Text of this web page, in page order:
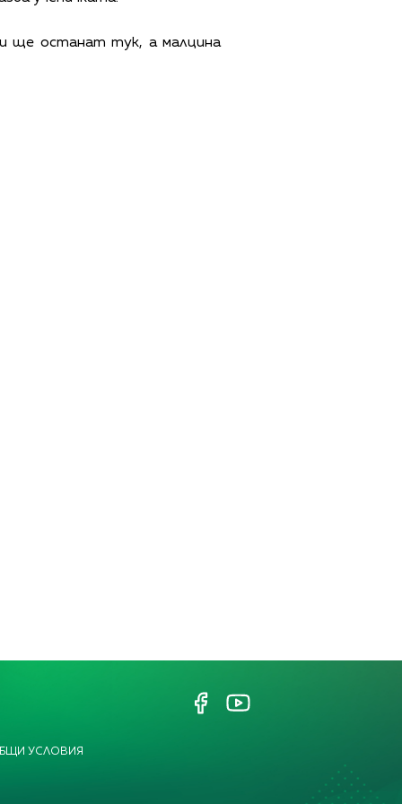
ще останат тук, а малцина
УСЛОВИЯ